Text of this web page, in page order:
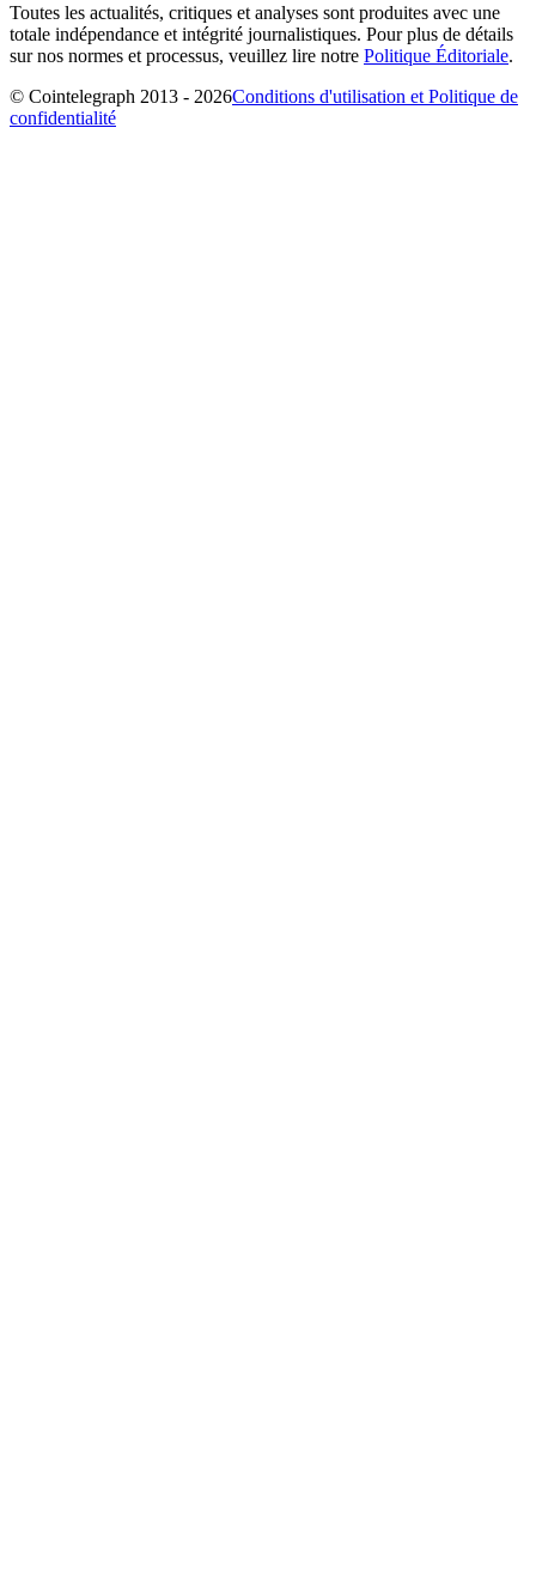
Toutes les actualités, critiques et analyses sont produites avec une
totale indépendance et intégrité journalistiques. Pour plus de détails
sur nos normes et processus, veuillez lire notre Politique Éditoriale.
© Cointelegraph 2013 - 2026Conditions d'utilisation et Politique de
confidentialité